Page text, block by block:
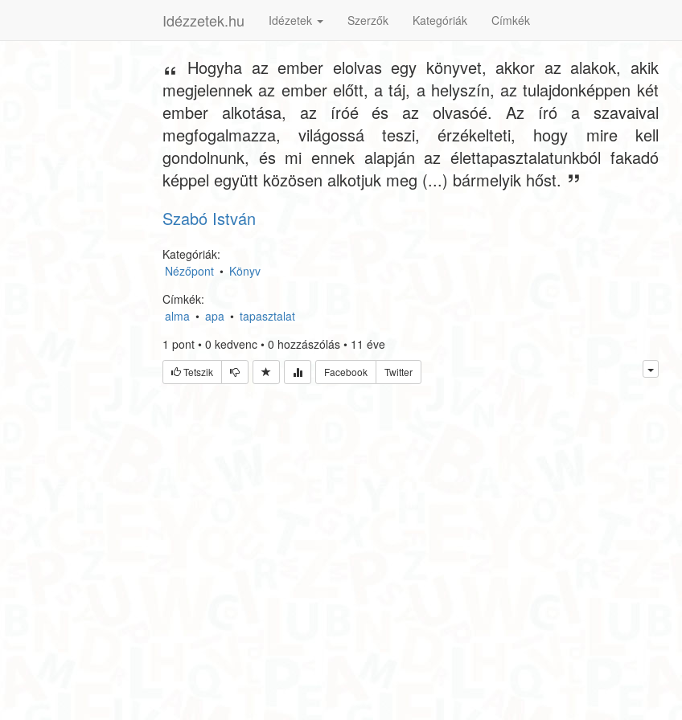
Idézzetek.hu Idézetek Szerzők Kategóriák Címkék
Hogyha az ember elolvas egy könyvet, akkor az alakok, akik
megjelennek az ember előtt, a táj, a helyszín, az tulajdonképpen két
ember alkotása, az íróé és az olvasóé. Az író a szavaival
megfogalmazza, világossá teszi, érzékelteti, hogy mire kell
gondolnunk, és mi ennek alapján az élettapasztalatunkból fakadó
képpel együtt közösen alkotjuk meg (...) bármelyik hőst.
Szabó István
Kategóriák:
Nézőpont • Könyv
Címkék:
alma • apa • tapasztalat
1 pont • 0 kedvenc • 0 hozzászólás • 11 éve
Tetszik Facebook Twitter